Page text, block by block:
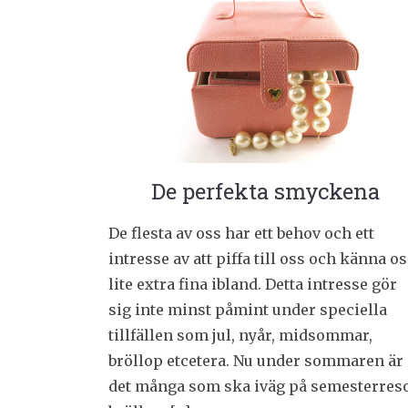
De perfekta smyckena
De flesta av oss har ett behov och ett
intresse av att piffa till oss och känna
lite extra fina ibland. Detta intresse gör
sig inte minst påmint under speciella
tillfällen som jul, nyår, midsommar,
bröllop etcetera. Nu under sommaren är
det många som ska iväg på